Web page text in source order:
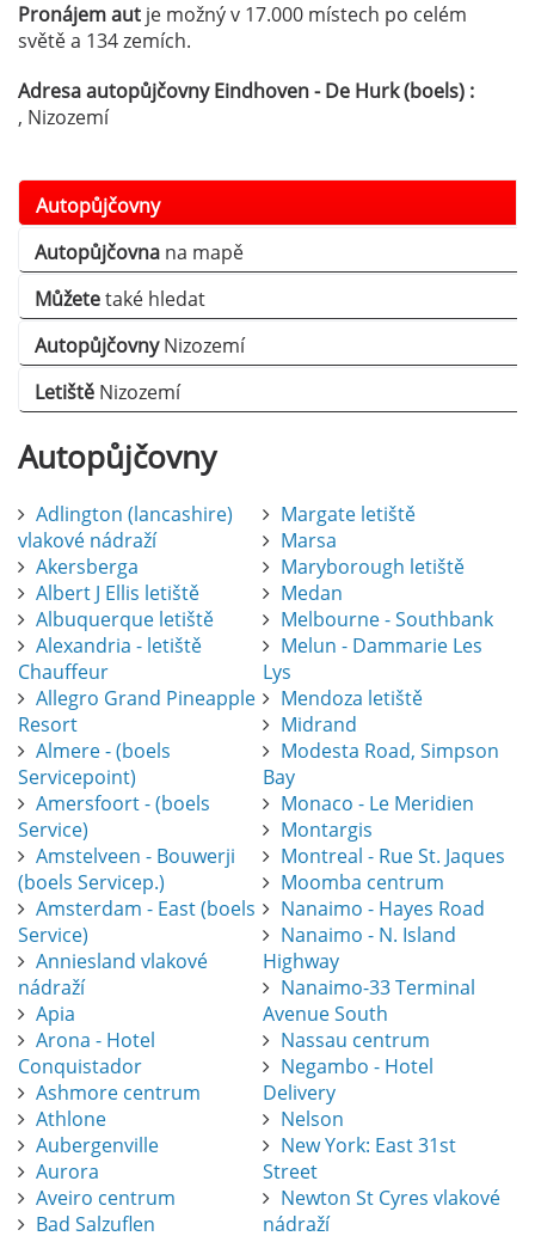
Pronájem aut je možný v 17.000 místech po celém
světě a 134 zemích.
Adresa autopůjčovny Eindhoven - De Hurk (boels) :
, Nizozemí
Autopůjčovny
Autopůjčovna na mapě
Můžetetaké hledat
AutopůjčovnyNizozemí
Letiště Nizozemí
Autopůjčovny
Adlington (lancashire)
vlakové nádraží
Akersberga
Albert J Ellis letiště
Albuquerque letiště
Alexandria - letiště
Chauffeur
Allegro Grand Pineapple
Resort
Almere - (boels
Servicepoint)
Amersfoort - (boels
Service)
Amstelveen - Bouwerji
(boels Servicep.)
Amsterdam - East (boels
Service)
Anniesland vlakové
nádraží
Apia
Arona - Hotel
Conquistador
Ashmore centrum
Athlone
Aubergenville
Aurora
Aveiro centrum
Bad Salzuflen
Margate letiště
Marsa
Maryborough letiště
Medan
Melbourne - Southbank
Melun - Dammarie Les
Lys
Mendoza letiště
Midrand
Modesta Road, Simpson
Bay
Monaco - Le Meridien
Montargis
Montreal - Rue St. Jaques
Moomba centrum
Nanaimo - Hayes Road
Nanaimo - N. Island
Highway
Nanaimo-33 Terminal
Avenue South
Nassau centrum
Negambo - Hotel
Delivery
Nelson
New York: East 31st
Street
Newton St Cyres vlakové
nádraží